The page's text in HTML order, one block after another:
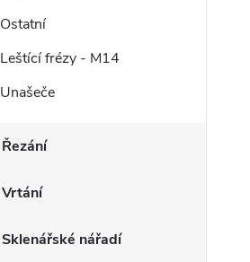
Ostatní
Leštící frézy - M14
Unašeče
Řezání
Vrtání
Sklenářské nářadí